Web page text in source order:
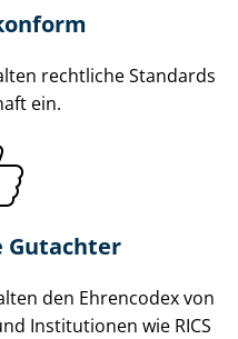
rechtliche Standards
ein.
Gutachter
den Ehrencodex von
Institutionen wie RICS